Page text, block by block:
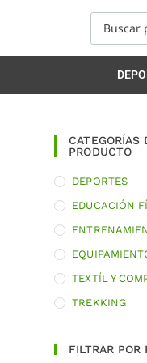
CATEGORÍAS
PRODUCTO
DEPORTES
EDUCACIÓN
TEXTÍL Y
TREKKING
FILTRAR POR